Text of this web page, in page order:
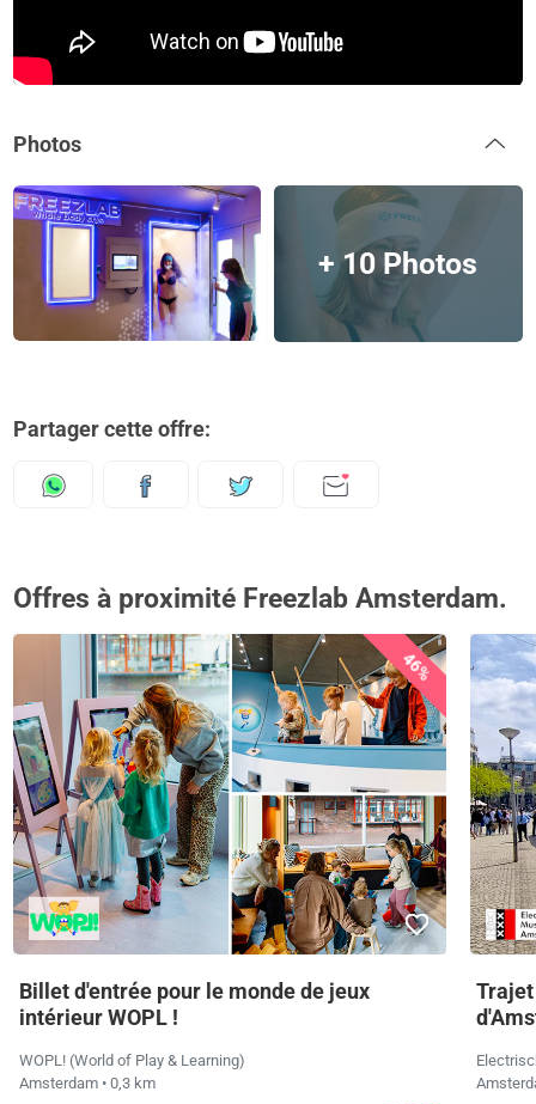
Photos
+ 10 Photos
Partager cette offre:
Offres à proximité Freezlab Amsterdam.
46%
Billet d'entrée pour le monde de jeux
intérieur WOPL !
WOPL! (World of Play & Learning)
Amsterdam • 0,3 km